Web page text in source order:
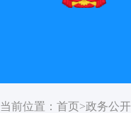
当前位置： 首页>政务公开